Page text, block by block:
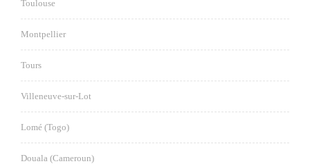
Toulouse
Montpellier
Tours
Villeneuve-sur-Lot
Lomé (Togo)
Douala (Cameroun)